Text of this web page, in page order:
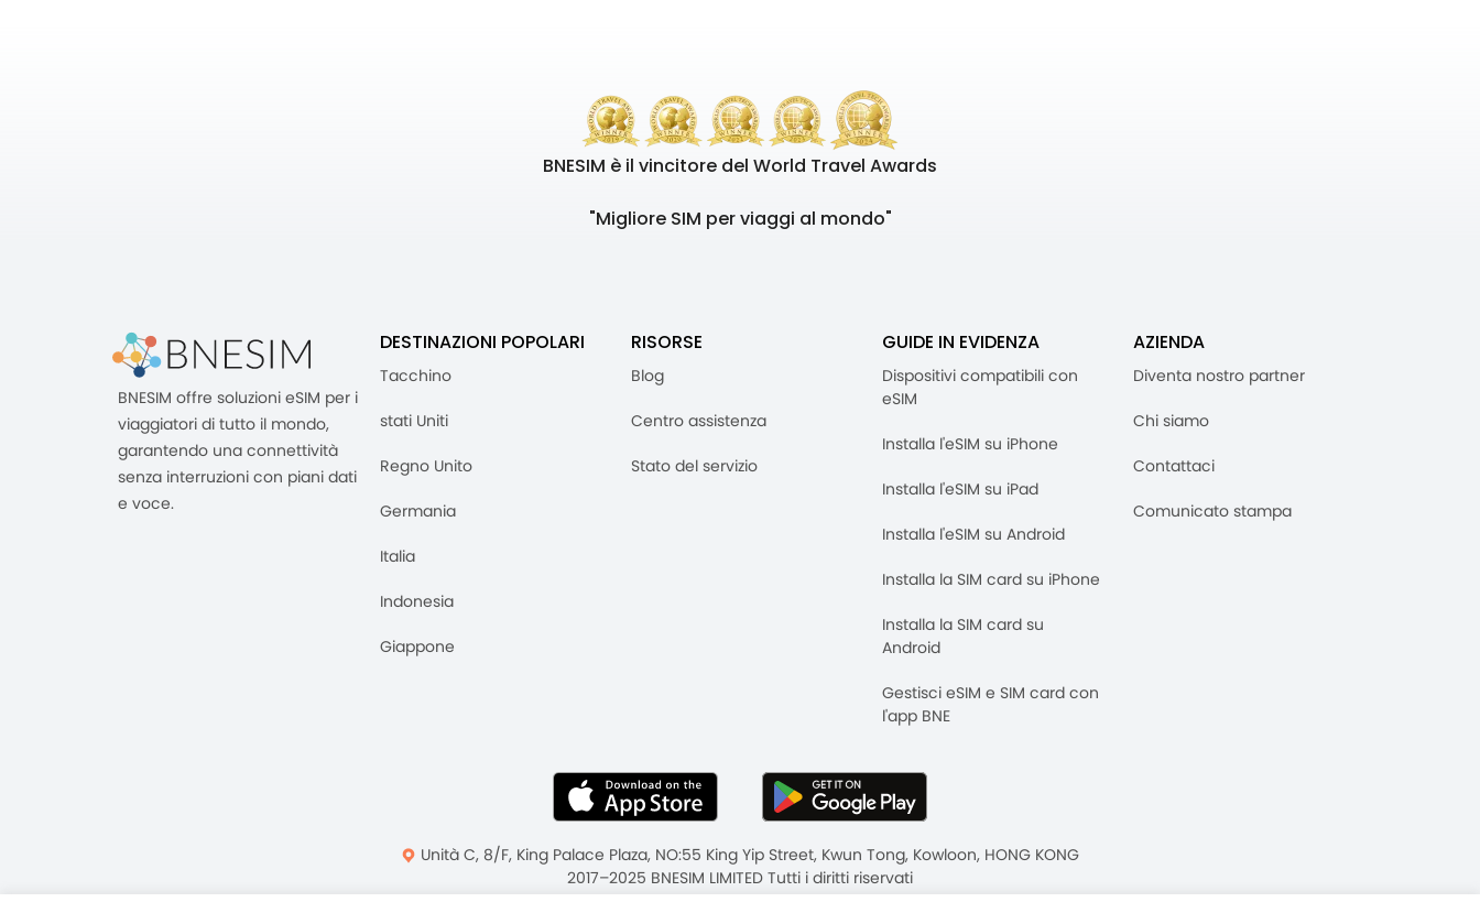
BNESIM è il vincitore del World Travel Awards
"Migliore SIM per viaggi al mondo"
BNESIM offre soluzioni eSIM per i
viaggiatori di tutto il mondo,
garantendo una connettività
senza interruzioni con piani dati
e voce.
DESTINAZIONI POPOLARI
Tacchino
stati Uniti
Regno Unito
Germania
Italia
Indonesia
Giappone
RISORSE
Blog
Centro assistenza
Stato del servizio
GUIDE IN EVIDENZA
Dispositivi compatibili con
eSIM
Installa l'eSIM su iPhone
Installa l'eSIM su iPad
Installa l'eSIM su Android
Installa la SIM card su iPhone
Installa la SIM card su
Android
Gestisci eSIM e SIM card con
l'app BNE
AZIENDA
Diventa nostro partner
Chi siamo
Contattaci
Comunicato stampa
Unità C, 8/F, King Palace Plaza, NO:55 King Yip Street, Kwun Tong, Kowloon, HONG KONG
2017–2025 BNESIM LIMITED Tutti i diritti riservati